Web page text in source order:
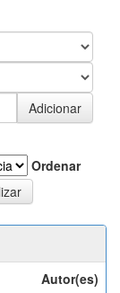
Ordenar
Autor(es)